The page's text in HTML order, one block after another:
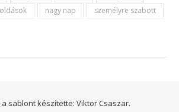
nagy nap
személyre szabott
a sablont készítette: Viktor Csaszar.